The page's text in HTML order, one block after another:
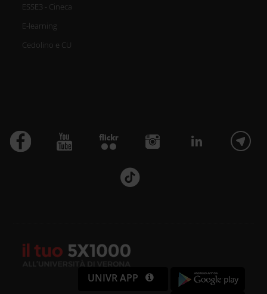
ESSE3 - Cineca
E-learning
Cedolino e CU
UNIVR APP